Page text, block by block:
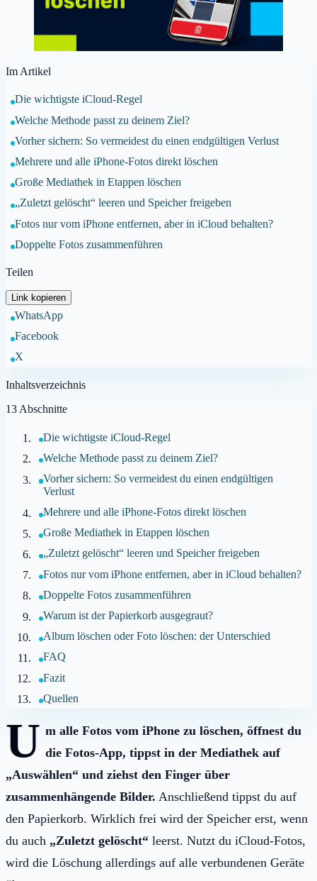
Im Artikel
Die wichtigste iCloud-Regel
Welche Methode passt zu deinem Ziel?
Vorher sichern: So vermeidest du einen endgültigen Verlust
Mehrere und alle iPhone-Fotos direkt löschen
Große Mediathek in Etappen löschen
„Zuletzt gelöscht“ leeren und Speicher freigeben
Fotos nur vom iPhone entfernen, aber in iCloud behalten?
Doppelte Fotos zusammenführen
Teilen
Link kopieren
WhatsApp
Facebook
X
Inhaltsverzeichnis
13 Abschnitte
Die wichtigste iCloud-Regel
Welche Methode passt zu deinem Ziel?
Vorher sichern: So vermeidest du einen endgültigen
Verlust
Mehrere und alle iPhone-Fotos direkt löschen
Große Mediathek in Etappen löschen
„Zuletzt gelöscht“ leeren und Speicher freigeben
Fotos nur vom iPhone entfernen, aber in iCloud behalten?
Doppelte Fotos zusammenführen
Warum ist der Papierkorb ausgegraut?
Album löschen oder Foto löschen: der Unterschied
FAQ
Fazit
Quellen
U m alle Fotos vom iPhone zu löschen, öffnest du
die Fotos-App, tippst in der Mediathek auf
„Auswählen“ und ziehst den Finger über
zusammenhängende Bilder. Anschließend tippst du auf
den Papierkorb. Wirklich frei wird der Speicher erst, wenn
du auch „Zuletzt gelöscht“ leerst. Nutzt du iCloud-Fotos,
wird die Löschung allerdings auf alle verbundenen Geräte